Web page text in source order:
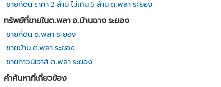
ขายที่ดิน ราคา 2 ล้าน ไม่เกิน 5 ล้าน ต.พลา ระยอง
ทรัพย์ที่ขายในต.พลา อ.บ้านฉาง ระยอง
ขายที่ดิน ต.พลา ระยอง
ขายบ้าน ต.พลา ระยอง
ขายทาวน์เฮาส์ ต.พลา ระยอง
คำค้นหาที่เกี่ยวข้อง